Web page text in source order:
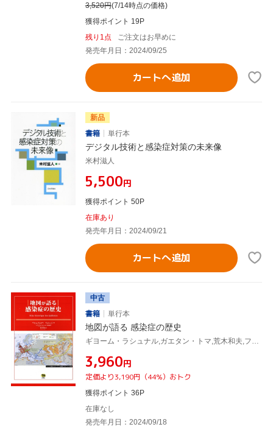
3,520円(7/14時点の価格)
獲得ポイント 19P
残り1点
ご注文はお早めに
発売年月日：2024/09/25
カートへ追加
新品
書籍
単行本
デジタル技術と感染症対策の未来像
米村滋人
¥5,500円
獲得ポイント 50P
在庫あり
発売年月日：2024/09/21
カートへ追加
中古
書籍
単行本
地図が語る 感染症の歴史
¥3,960円
定価より3,190円（44%）おトク
獲得ポイント 36P
在庫なし
発売年月日：2024/09/18